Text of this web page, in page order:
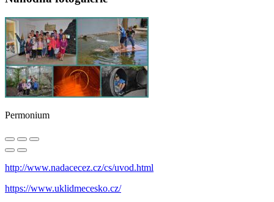
Permonium
http://www.nadacecez.cz/cs/uvod.html
https://www.uklidmecesko.cz/